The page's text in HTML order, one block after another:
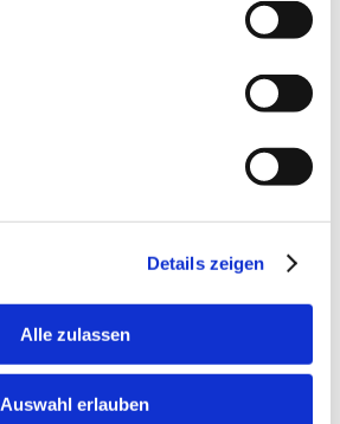
Details zeigen
Alle zulassen
Auswahl erlauben